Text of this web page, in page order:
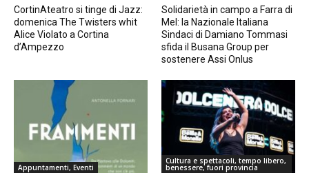
CortinAteatro si tinge di Jazz:
domenica The Twisters whit
Alice Violato a Cortina
d’Ampezzo
Solidarietà in campo a Farra di
Mel: la Nazionale Italiana
Sindaci di Damiano Tommasi
sfida il Busana Group per
sostenere Assi Onlus
Appuntamenti, Eventi
Cultura e spettacoli, tempo libero,
benessere, fuori provincia